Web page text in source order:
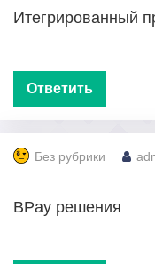
Итегрированный
Ответить
Без рубрики
BPay решения